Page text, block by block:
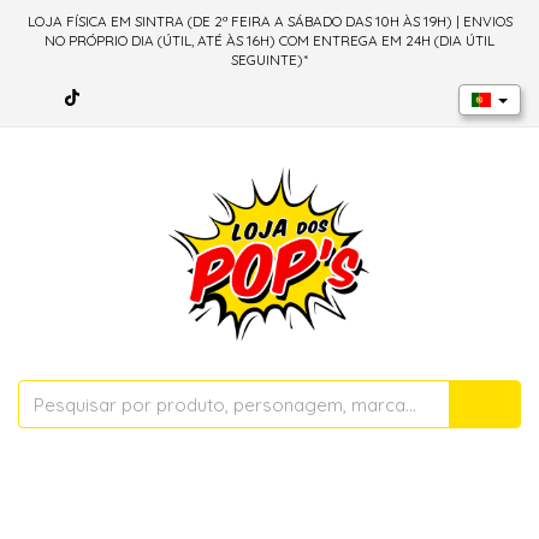
LOJA FÍSICA EM SINTRA (DE 2ª FEIRA A SÁBADO DAS 10H ÀS 19H) | ENVIOS
NO PRÓPRIO DIA (ÚTIL, ATÉ ÀS 16H) COM ENTREGA EM 24H (DIA ÚTIL
SEGUINTE)*